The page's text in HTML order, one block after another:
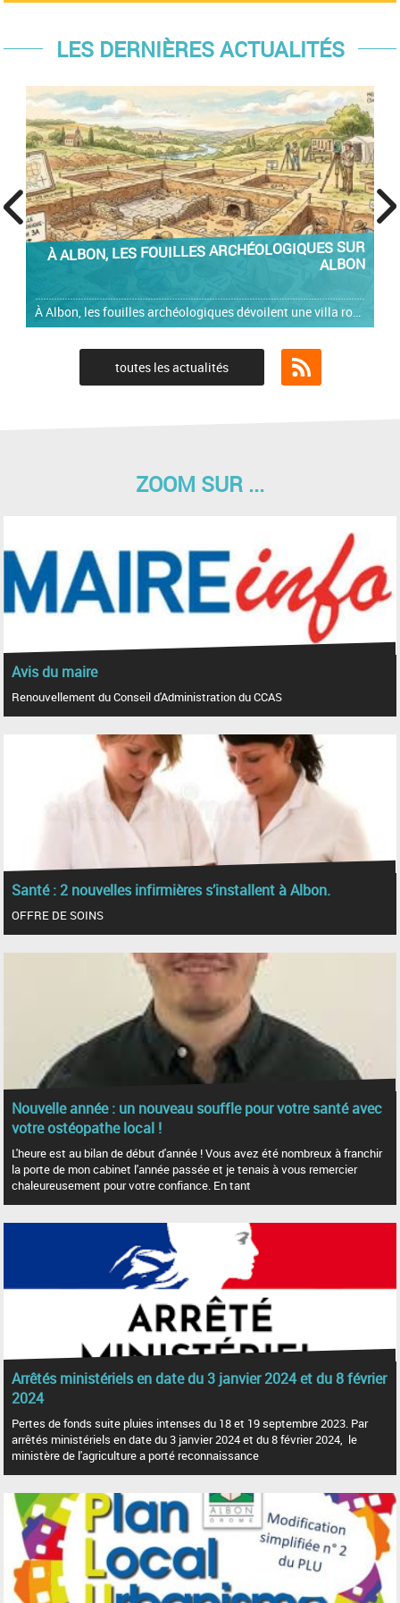
LES DERNIÈRES ACTUALITÉS
LES FOUILLES ARCHÉOLOGIQUES SUR
À Albon, les fouilles archéologiques dévoilent une villa romaine et un cimetière médiéval
prev
next
toutes les actualités
ZOOM SUR ...
Avis du maire
Renouvellement du Conseil d'Administration du CCAS
Santé : 2 nouvelles infirmières s’installent à Albon.
OFFRE DE SOINS
Nouvelle année : un nouveau souffle pour votre santé avec
votre ostéopathe local !
L'heure est au bilan de début d'année ! Vous avez été nombreux à franchir
la porte de mon cabinet l'année passée et je tenais à vous remercier
chaleureusement pour votre confiance. En tant
Arrêtés ministériels en date du 3 janvier 2024 et du 8 février
2024
Pertes de fonds suite pluies intenses du 18 et 19 septembre 2023. Par
arrêtés ministériels en date du 3 janvier 2024 et du 8 février 2024, le
ministère de l'agriculture a porté reconnaissance